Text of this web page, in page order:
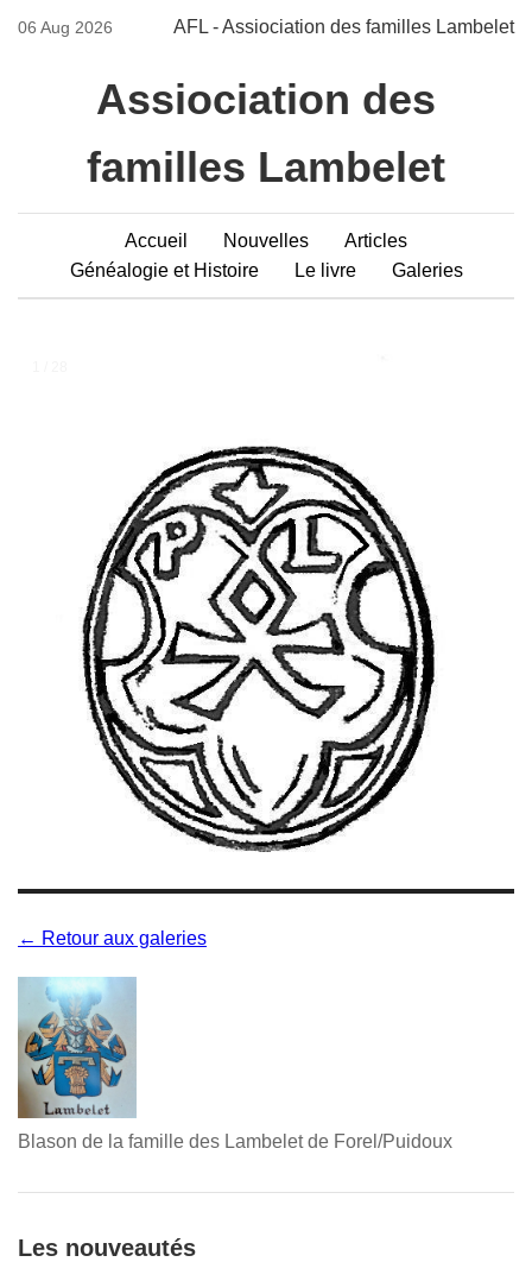
06 Aug 2026 AFL - Assiociation des familles Lambelet
Assiociation des
familles Lambelet
Accueil Nouvelles
Articles
Généalogie et Histoire
Le livre Galeries
← Retour aux galeries
Blason de la famille des Lambelet de Forel/Puidoux
Les nouveautés